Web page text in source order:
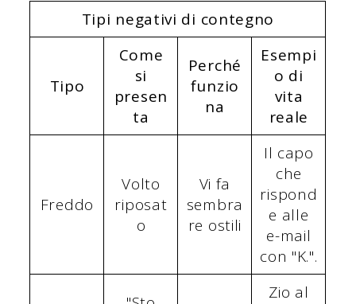
Tipi negativi di contegno
Tipo
Come
si
presen
ta
Perché
funzio
na
Esempi
o di
vita
reale
Freddo
Volto
riposat
o
Vi fa
sembra
re ostili
Il capo
che
rispond
e alle
e-mail
con "K.".
Zio al